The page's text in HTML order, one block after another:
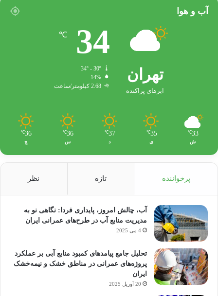
آب و هوا
تهران
ابرهای پراکنده
34
℃
14%
2.68 کیلومتر/ساعت
33
℃
ش
35
℃
ی
37
℃
د
36
℃
س
36
℃
چ
پرخواننده تازه نظر
آب، چالش امروز، پایداری فردا: نگاهی نو به
مدیریت منابع آب در طرح‌های عمرانی ایران
4 می 2025
تحلیل جامع پیامدهای کمبود منابع آبی بر عملکرد
پروژه‌های عمرانی در مناطق خشک و نیمه‌خشک
ایران
20 آوریل 2025